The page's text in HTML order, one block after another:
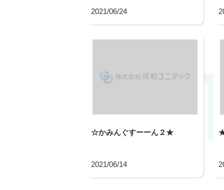
2021/06/24
☆かみんぐすーーん２★
2021/06/14